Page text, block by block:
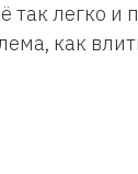
так легко и
как